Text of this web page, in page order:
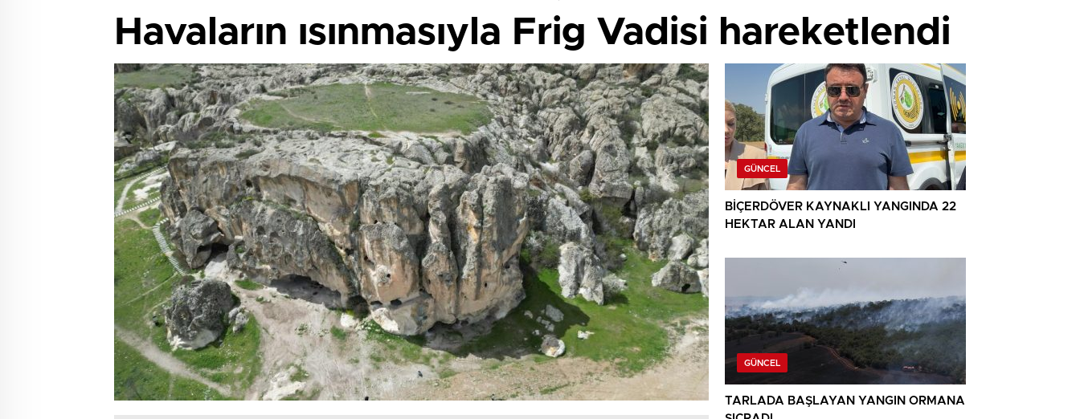
Havaların ısınmasıyla Frig Vadisi hareketlendi
GÜNCEL
BİÇERDÖVER KAYNAKLI YANGINDA 22
HEKTAR ALAN YANDI
GÜNCEL
TARLADA BAŞLAYAN YANGIN ORMANA